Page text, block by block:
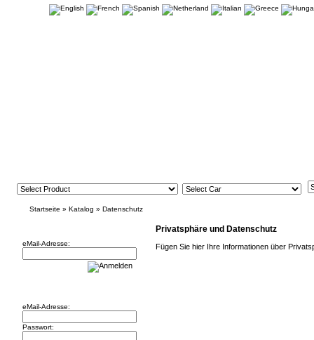
Startseite » Katalog » Datenschutz
eMail-Adresse:
eMail-Adresse:
Passwort:
Privatsphäre und Datenschutz
Fügen Sie hier Ihre Informationen über